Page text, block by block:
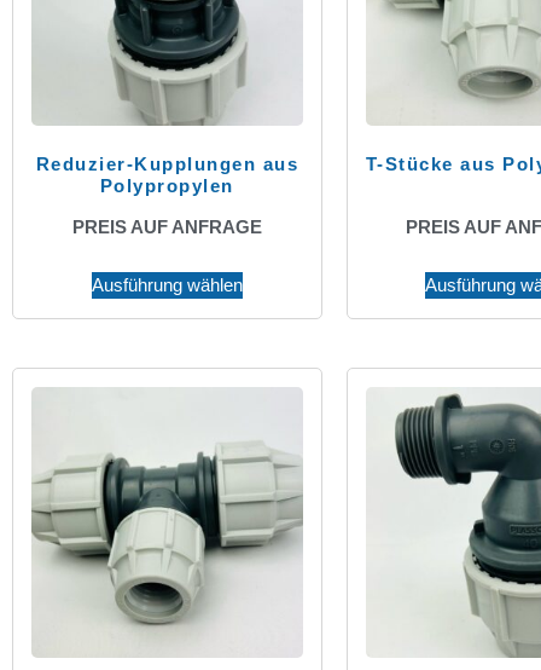
Reduzier-Kupplungen aus
Polypropylen
PREIS AUF ANFRAGE
Ausführung wählen
T-Stücke aus
PREIS AUF
Ausführung